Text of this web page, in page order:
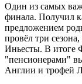
Один из самых
финала. Получил
предложением
провёл три
Иньесты. В итоге
"пенсионерами"
Англии и трофей